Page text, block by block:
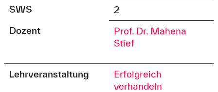
SWS
2
Dozent
Prof. Dr. Mahena
Stief
Lehrveranstaltung
Erfolgreich
verhandeln